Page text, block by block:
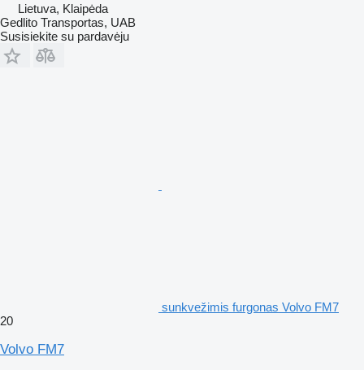
Lietuva, Klaipėda
Gedlito Transportas, UAB
Susisiekite su pardavėju
sunkvežimis furgonas Volvo FM7
20
Volvo FM7